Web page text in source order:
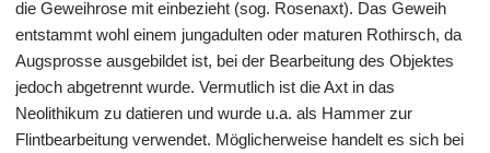
die Geweihrose mit einbezieht (sog. Rosenaxt). Das Geweih
entstammt wohl einem jungadulten oder maturen Rothirsch, da
Augsprosse ausgebildet ist, bei der Bearbeitung des Objektes
jedoch abgetrennt wurde. Vermutlich ist die Axt in das
Neolithikum zu datieren und wurde u.a. als Hammer zur
Flintbearbeitung verwendet. Möglicherweise handelt es sich bei